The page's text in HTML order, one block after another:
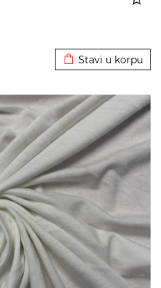
Stavi u korpu